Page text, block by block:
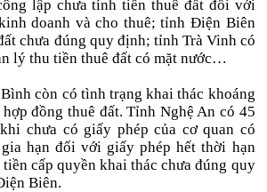
lập chưa tính tiền thuê đất đối với
doanh và cho thuê; tỉnh Điện Biên
chưa đúng quy định; tỉnh Trà Vinh có
lý thu tiền thuê đất có mặt nước…
còn có tình trạng khai thác khoáng
đồng thuê đất. Tỉnh Nghệ An có 45
chưa có giấy phép của cơ quan có
hạn đối với giấy phép hết thời hạn
cấp quyền khai thác chưa đúng quy
Biên.